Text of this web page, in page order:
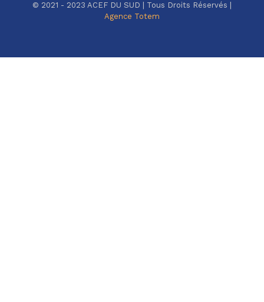
© 2021 - 2023 ACEF DU SUD | Tous Droits Réservés |
Agence Totem